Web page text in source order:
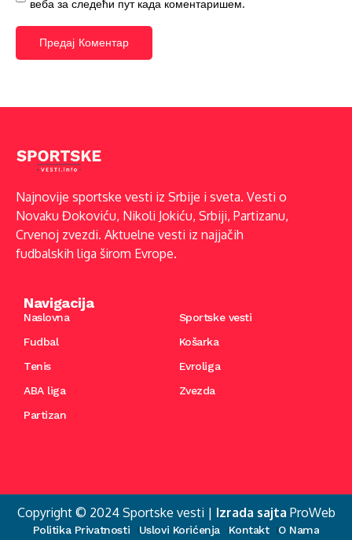
веба за следећи пут када коментаришем.
Najnovije sportske vesti iz Srbije i sveta. Vesti o
Novaku Đokoviću, Nikoli Jokiću, Srbiji, Partizanu,
Crvenoj zvezdi. Aktuelne vesti iz najjačih
fudbalskih liga širom Evrope.
Navigacija
Naslovna
Sportske vesti
Fudbal
Košarka
Tenis
Evroliga
ABA liga
Zvezda
Partizan
Copyright © 2024 Sportske vesti | Izrada sajta ProWeb
Politika Privatnosti Uslovi Korićenja Kontakt O Nama